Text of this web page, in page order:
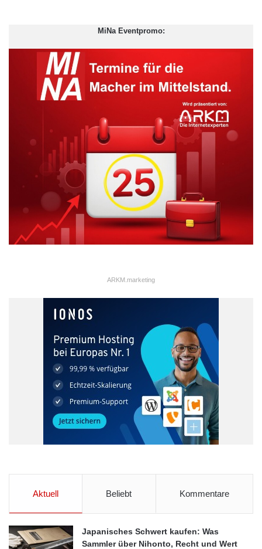
MiNa Eventpromo:
ARKM.marketing
Aktuell Beliebt Kommentare
Japanisches Schwert kaufen: Was
Sammler über Nihonto, Recht und Wert